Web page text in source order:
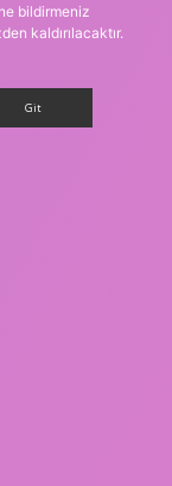
bildirmeniz
kaldırılacaktır.